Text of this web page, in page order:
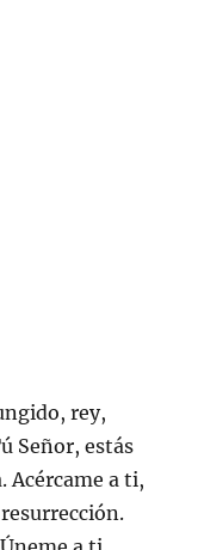
rey,
Señor, estás
Acércame a ti,